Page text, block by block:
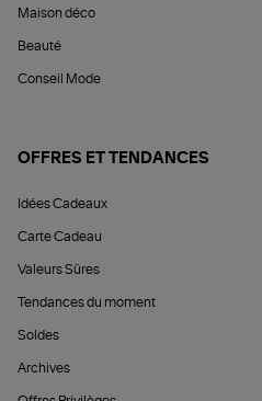
Maison déco
Beauté
Conseil Mode
OFFRES ET TENDANCES
Idées Cadeaux
Carte Cadeau
Valeurs Sûres
Tendances du moment
Soldes
Archives